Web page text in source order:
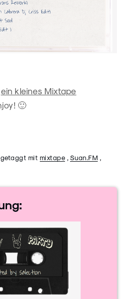
ein kleines Mixtape
🙂
mit mixtape Suan.FM